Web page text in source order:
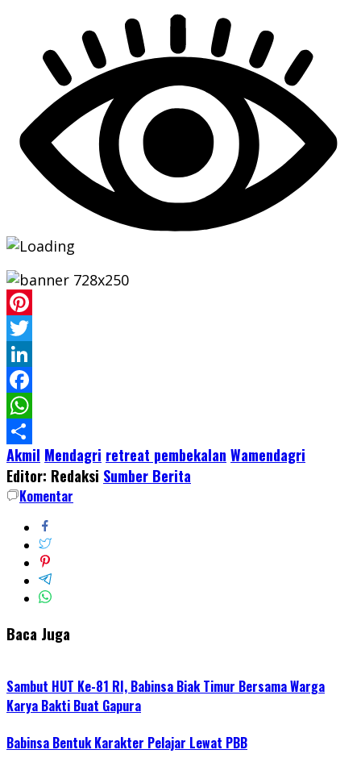
Pinterest
Twitter
LinkedIn
Facebook
WhatsApp
Share
Akmil Mendagri retreat pembekalan Wamendagri
Editor: Redaksi Sumber Berita
Komentar
Baca Juga
Sambut HUT Ke-81 RI, Babinsa Biak Timur Bersama Warga
Karya Bakti Buat Gapura
Babinsa Bentuk Karakter Pelajar Lewat PBB